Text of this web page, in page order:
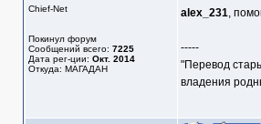
Chief-Net
Покинул форум
Сообщений всего: 7225
Дата рег-ции: Окт. 2014
Откуда: МАГАДАН
alex_231,
-----
"Перевод
владения